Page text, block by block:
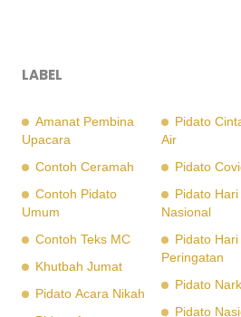
LABEL
Amanat Pembina
Upacara
Contoh Ceramah
Contoh Pidato
Umum
Contoh Teks MC
Khutbah Jumat
Pidato Acara Nikah
Pidato
Air
Pidato
Pidato
Nasional
Pidato Hari
Peringatan
Pidato
Pidato